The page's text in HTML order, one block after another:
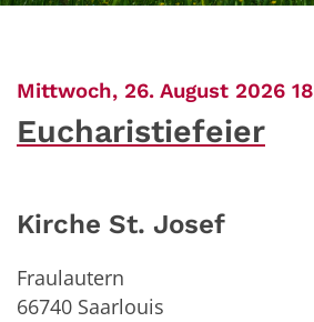
Mittwoch, 26. August 2026
Eucharistiefeier
Kirche St. Josef
Fraulautern
66740 Saarlouis